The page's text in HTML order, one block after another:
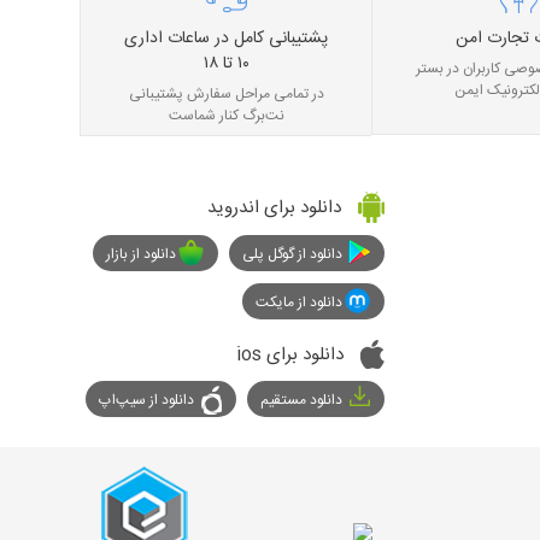
تجارت امن
کاربران در بستر
ایمن
پشتیبانی کامل در ساعات اداری
۱۰ تا ۱۸
در تمامی مراحل سفارش پشتیبانی
نت‌برگ کنار شماست
دانلود برای اندروید
دانلود از گوگل پلی
دانلود از بازار
دانلود از مایکت
دانلود برای ios
دانلود مستقیم دانلود از سیپ‌اپ